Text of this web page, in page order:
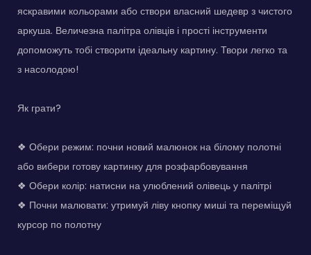
яскравими кольорами або створи власний шедевр з чистого
аркуша. Величезна палітра олівців і прості інструменти
допоможуть тобі створити ідеальну картину. Твори легко та
з насолодою!
Як грати?
❖ Обери режим: почни новий малюнок на білому полотні
або вибери готову картинку для розфарбовування
❖ Обери колір: натисни на улюблений олівець у палітрі
❖ Почни малювати: утримуй ліву кнопку миші та переміщуй
курсор по полотну